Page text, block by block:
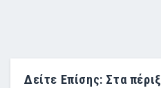
Δείτε Επίσης: Στα πέριξ